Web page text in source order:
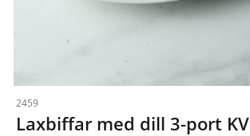
2459
Laxbiffar med dill 3-port KV